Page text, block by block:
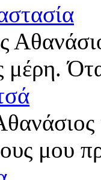
μέρη.
μου